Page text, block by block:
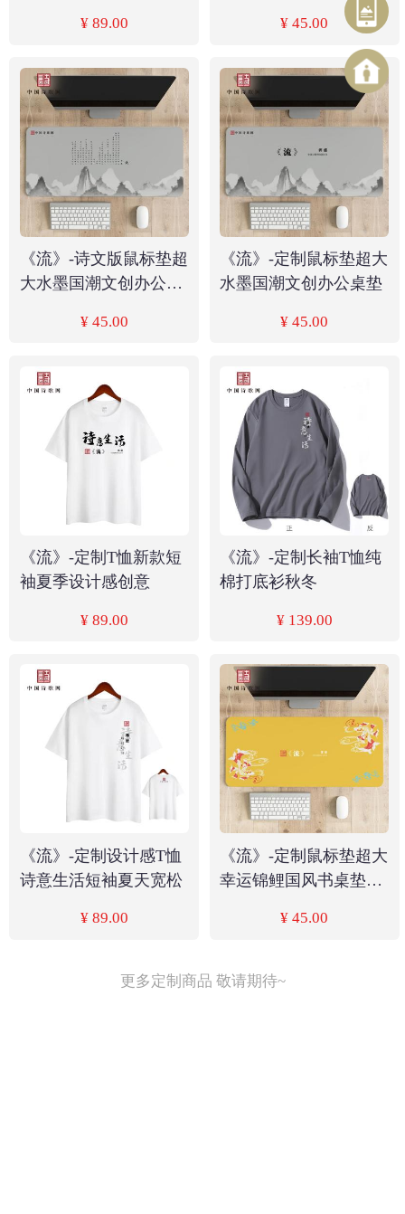
¥ 89.00 ¥ 45.00
《流》-诗文版鼠标垫超
大水墨国潮文创办公桌
¥ 45.00
《流》-定制鼠标垫超大
水墨国潮文创办公桌垫
¥ 45.00
《流》-定制T恤新款短
袖夏季设计感创意
¥ 89.00
《流》-定制长袖T恤纯
棉打底衫秋冬
¥ 139.00
《流》-定制设计感T恤
诗意生活短袖夏天宽松
¥ 89.00
《流》-定制鼠标垫超大
幸运锦鲤国风书桌垫办
¥ 45.00
更多定制商品 敬请期待~